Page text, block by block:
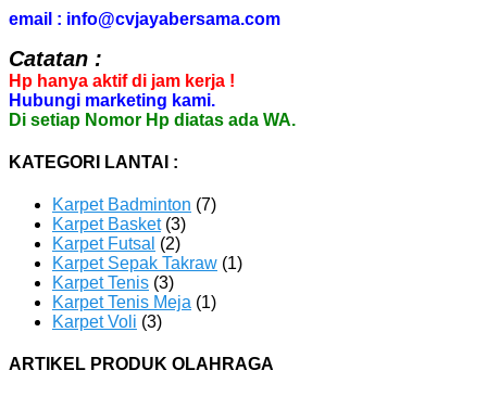
email : info@cvjayabersama.com
Catatan :
Hp hanya aktif di jam kerja !
Hubungi marketing kami.
Di setiap Nomor Hp diatas ada WA.
KATEGORI LANTAI :
Karpet Badminton (7)
Karpet Basket(3)
Karpet Futsal (2)
Karpet Sepak Takraw (1)
Karpet Tenis (3)
Karpet Tenis Meja (1)
Karpet Voli (3)
ARTIKEL PRODUK OLAHRAGA